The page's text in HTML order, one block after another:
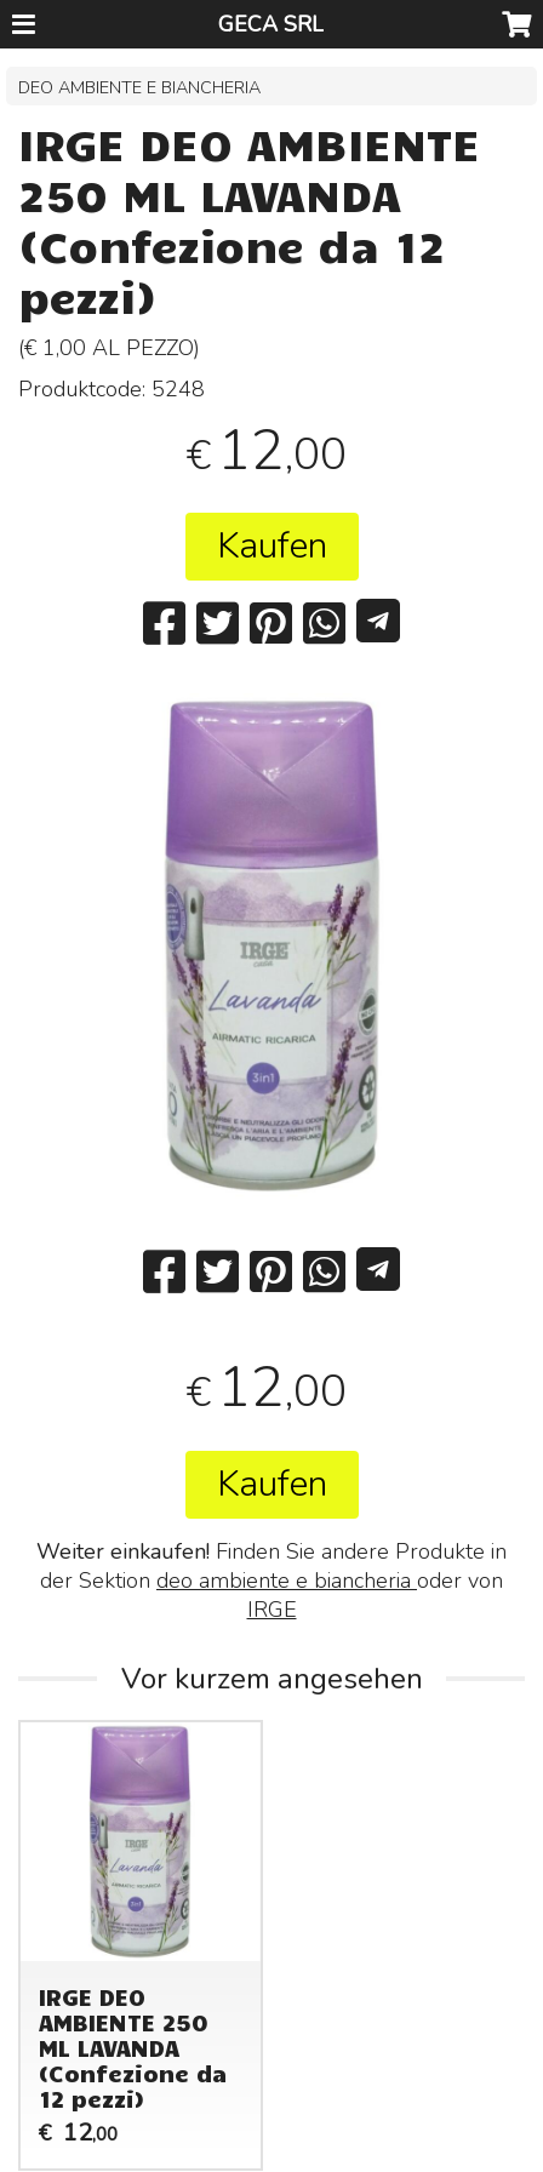
GECA SRL
DEO AMBIENTE E BIANCHERIA
IRGE DEO AMBIENTE
250 ML LAVANDA
(Confezione da 12
pezzi)
(€ 1,00 AL PEZZO)
Produktcode: 5248
€ 12,00
Kaufen
€ 12,00
Kaufen
Weiter einkaufen! Finden Sie andere Produkte in
der Sektion deo ambiente e biancheria oder von
IRGE
Vor kurzem angesehen
IRGE DEO
AMBIENTE 250
ML LAVANDA
(Confezione da
12 pezzi)
€ 12,00